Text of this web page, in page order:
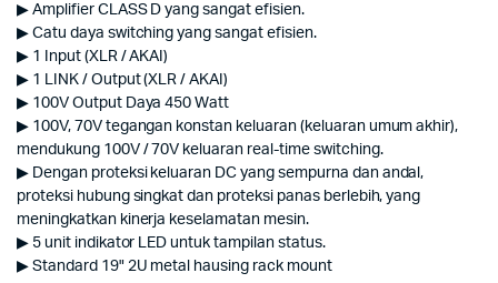
▶ Amplifier CLASS D yang sangat efisien.
▶ Catu daya switching yang sangat efisien.
▶ 1 Input (XLR / AKAI)
▶ 1 LINK / Output (XLR / AKAI)
▶ 100V Output Daya 450 Watt
▶ 100V, 70V tegangan konstan keluaran (keluaran umum akhir),
mendukung 100V / 70V keluaran real-time switching.
▶ Dengan proteksi keluaran DC yang sempurna dan andal,
proteksi hubung singkat dan proteksi panas berlebih, yang
meningkatkan kinerja keselamatan mesin.
▶ 5 unit indikator LED untuk tampilan status.
▶ Standard 19" 2U metal hausing rack mount